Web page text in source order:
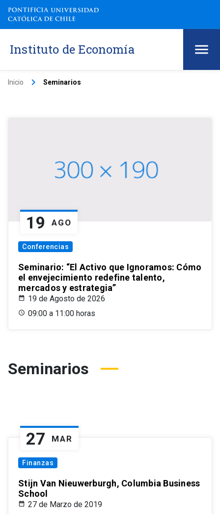
Instituto de Economía
Inicio keyboard_arrow_right Seminarios
19 AGO
Conferencias
Seminario: “El Activo que Ignoramos: Cómo
el envejecimiento redefine talento,
mercados y estrategia”
19 de Agosto de 2026
09:00 a 11:00 horas
Seminarios
27 MAR
Finanzas
Stijn Van Nieuwerburgh, Columbia Business
School
27 de Marzo de 2019